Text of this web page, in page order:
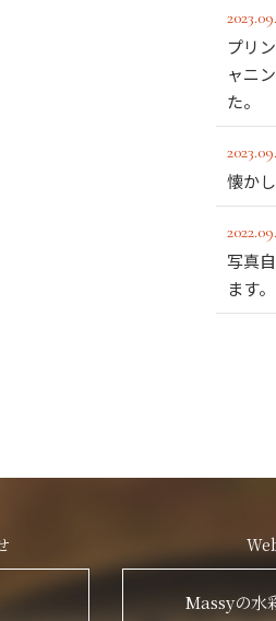
プリ
ャニ
た
懐か
写真
ます。
Massyの水